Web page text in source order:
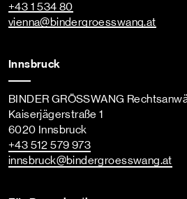
+43 1 534 80
vienna@bindergroesswang.at
Innsbruck
BINDER GRÖSSWANG
Kaiserjägerstraße 1
6020 Innsbruck
+43 512 579 973
innsbruck@bindergroesswang.at